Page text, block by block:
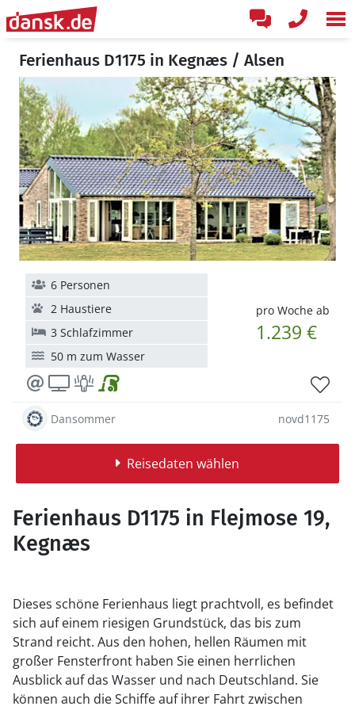
Ferienhaus D1175 in Kegnæs / Alsen
pro Woche ab
1.239 €
6 Personen
2 Haustiere
3 Schlafzimmer
50 m zum Wasser
Dansommer novd1175
Reisedaten wählen
Ferienhaus D1175 in Flejmose 19,
Kegnæs
Dieses schöne Ferienhaus liegt prachtvoll, es befindet
sich auf einem riesigen Grundstück, das bis zum
Strand reicht. Aus den hohen, hellen Räumen mit
großer Fensterfront haben Sie einen herrlichen
Ausblick auf das Wasser und nach Deutschland. Sie
können auch die Schiffe auf ihrer Fahrt zwischen